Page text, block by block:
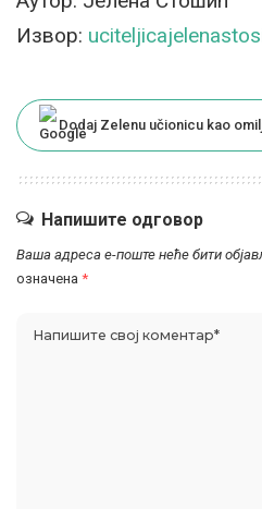
Извор:
Dodaj Zelenu učionicu kao
Напишите одговор
Ваша адреса е-поште неће бити
означена *